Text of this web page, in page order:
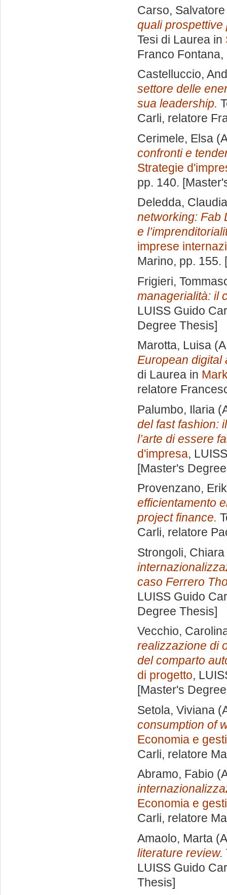
Carso, Salvatore
quali prospettive
Tesi di Laurea in
Franco Fontana,
Castelluccio,
settore delle
sua leadership.
Carli, relatore
Cerimele, Elsa
confronti e
Strategie
pp. 140.
Deledda, Claudia
networking: Fab
e
imprese
Marino, pp. 155.
Frigieri,
managerialità: il
LUISS Guido
Degree Thesis]
Marotta, Luisa
European digital
di Laurea in
relatore
Palumbo, Ilaria
del fast fashion:
l’arte di essere
d'impresa,
[Master's
Provenzano,
efficientamento
project finance.
Carli, relatore
Strongoli, Chiara
caso Ferrero
LUISS Guido
Degree Thesis]
Vecchio,
realizzazione di
del comparto
di progetto,
[Master's
Setola, Viviana
consumption of
Economia e
Carli, relatore
Abramo, Fabio
Economia e
Carli, relatore
Amaolo, Marta
literature review.
LUISS Guido
Thesis]